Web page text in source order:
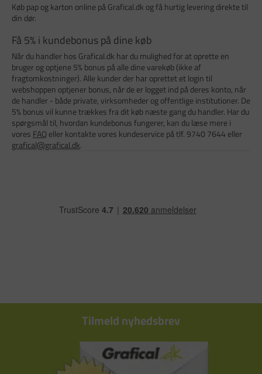
Køb pap og karton online på Grafical.dk og få hurtig levering direkte til
din dør.
Få 5% i kundebonus på dine køb
Når du handler hos Grafical.dk har du mulighed for at oprette en
bruger og optjene 5% bonus på alle dine varekøb (ikke af
fragtomkostninger). Alle kunder der har oprettet et login til
webshoppen optjener bonus, når de er logget ind på deres konto, når
de handler - både private, virksomheder og offentlige institutioner. De
5% bonus vil kunne trækkes fra dit køb næste gang du handler. Har du
spørgsmål til, hvordan kundebonus fungerer, kan du læse mere i
vores FAQeller kontakte vores kundeservice på tlf. 9740 7644 eller
grafical@grafical.dk.
Tilmeld nyhedsbrev